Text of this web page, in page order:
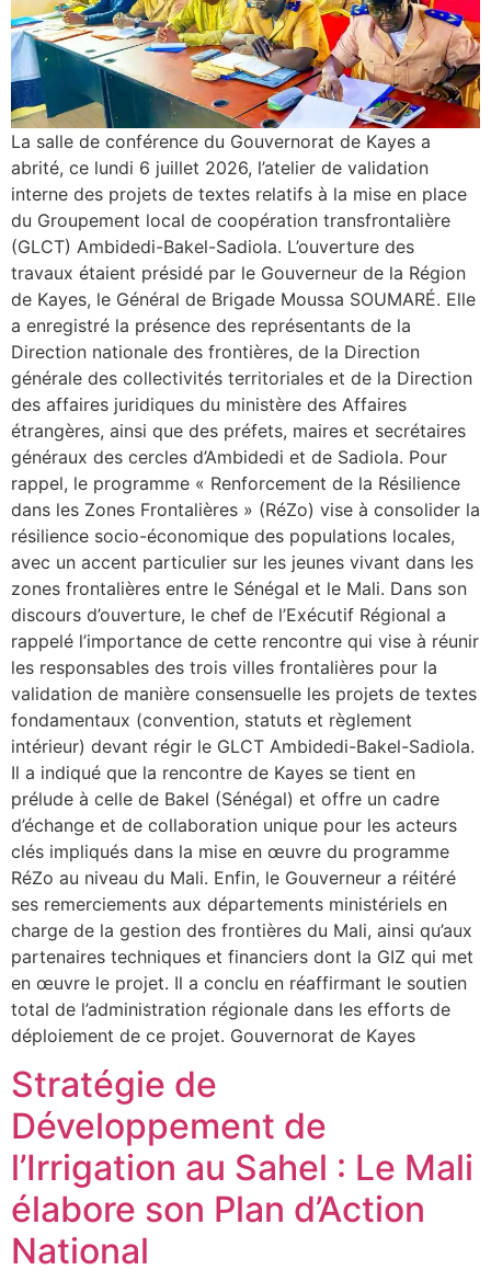
La salle de conférence du Gouvernorat de Kayes a
abrité, ce lundi 6 juillet 2026, l’atelier de validation
interne des projets de textes relatifs à la mise en place
du Groupement local de coopération transfrontalière
(GLCT) Ambidedi-Bakel-Sadiola. L’ouverture des
travaux étaient présidé par le Gouverneur de la Région
de Kayes, le Général de Brigade Moussa SOUMARÉ. Elle
a enregistré la présence des représentants de la
Direction nationale des frontières, de la Direction
générale des collectivités territoriales et de la Direction
des affaires juridiques du ministère des Affaires
étrangères, ainsi que des préfets, maires et secrétaires
généraux des cercles d’Ambidedi et de Sadiola. ‎​Pour
rappel, le programme « Renforcement de la Résilience
dans les Zones Frontalières » (RéZo) vise à consolider la
résilience socio-économique des populations locales,
avec un accent particulier sur les jeunes vivant dans les
zones frontalières entre le Sénégal et le Mali. ‎​Dans son
discours d’ouverture, le chef de l’Exécutif Régional a
rappelé l’importance de cette rencontre qui vise à réunir
les responsables des trois villes frontalières pour la
validation de manière consensuelle les projets de textes
fondamentaux (convention, statuts et règlement
intérieur) devant régir le GLCT Ambidedi-Bakel-Sadiola.
‎Il a indiqué que la rencontre de Kayes se tient en
prélude à celle de Bakel (Sénégal) et offre un cadre
d’échange et de collaboration unique pour les acteurs
clés impliqués dans la mise en œuvre du programme
RéZo au niveau du Mali. ‎​Enfin, le Gouverneur a réitéré
ses remerciements aux départements ministériels en
charge de la gestion des frontières du Mali, ainsi qu’aux
partenaires techniques et financiers dont la GIZ qui met
en œuvre le projet. Il a conclu en réaffirmant le soutien
total de l’administration régionale dans les efforts de
déploiement de ce projet. Gouvernorat de Kayes
Stratégie de
Développement de
l’Irrigation au Sahel : Le Mali
élabore son Plan d’Action
National